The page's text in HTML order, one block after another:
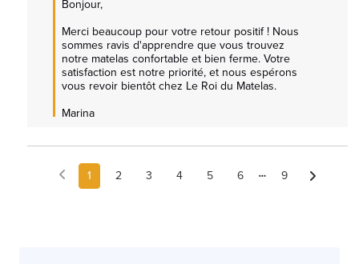
Bonjour,
Merci beaucoup pour votre retour positif ! Nous
sommes ravis d'apprendre que vous trouvez
notre matelas confortable et bien ferme. Votre
satisfaction est notre priorité, et nous espérons
vous revoir bientôt chez Le Roi du Matelas.
Marina
1 2 3 4 5 6 9